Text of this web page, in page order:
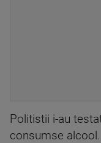
Politistii i-au
consumse alcool.